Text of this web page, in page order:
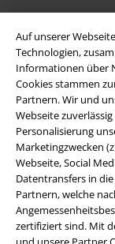
Auf unserer
Technologien,
Informationen über
Cookies stammen
Partnern. Wir und
Webseite
Personalisierung
Marketingzwecken
Webseite, Social
Datentransfers in
Partnern, welche
zertifiziert sind. Mit
Rechtliches
AGB
Impressum